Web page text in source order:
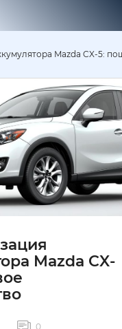
Mazda CX-5:
Mazda CX-
0